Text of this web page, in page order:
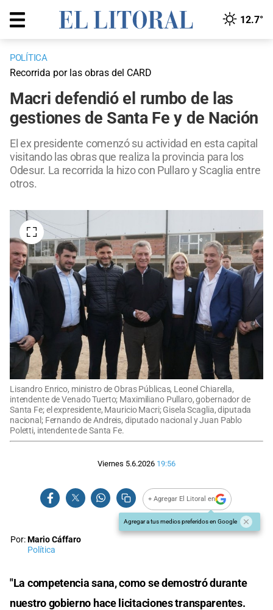
12.7°
POLÍTICA
Recorrida por las obras del CARD
Macri defendió el rumbo de las
gestiones de Santa Fe y de Nación
El ex presidente comenzó su actividad en esta capital
visitando las obras que realiza la provincia para los
Odesur. La recorrida la hizo con Pullaro y Scaglia entre
otros.
Lisandro Enrico, ministro de Obras Públicas, Leonel Chiarella,
intendente de Venado Tuerto; Maximiliano Pullaro, gobernador de
Santa Fe; el expresidente, Mauricio Macri; Gisela Scaglia, diputada
nacional; Fernando de Andreis, diputado nacional y Juan Pablo
Poletti, intendente de Santa Fe.
Viernes 5.6.2026 19:56
+ Agregar El Litoral en
Agregar a tus medios preferidos en Google
Por:Mario Cáffaro
Política
"La competencia sana, como se demostró durante
nuestro gobierno hace licitaciones transparentes.